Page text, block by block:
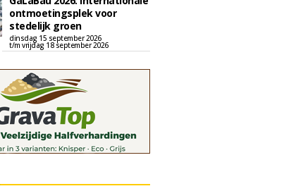
ontmoetingsplek voor
stedelijk groen
dinsdag 15 september 2026
t/m vrijdag 18 september 2026